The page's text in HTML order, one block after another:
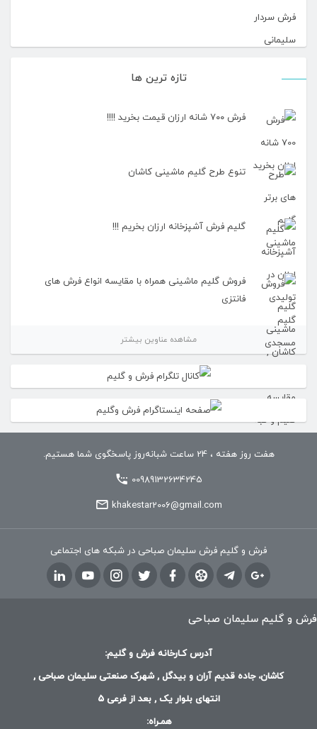
تازه ترین ها
فرش ۷۰۰ شانه ارزان قیمت بخرید !!!!
تنوع طرح گلیم ماشینی کاشان
گلیم فرش آشپزخانه ارزان بخریم !!!
فروش گلیم ماشینی همراه با مقایسه انواع فرش های
فانتزی
مشاهده عناوین بیشتر
هفت روز هفته ، 24 ساعت شبانه‌روز پاسخگوی شما هستیم.
00989132634245
khakestar2006@gmail.com
فرش و گلیم فرش سلیمان صباحی در شبکه های اجتماعی
فرش و گلیم سلیمان صباحی
آدرس کـارخانه فرش و گلیم:
کاشان، جاده قدیم آران و بیدگل , شهرک صنعتی سلیمان صباحی ,
انتهای بلوار یک , بعد از فرعی 5
همـراه: